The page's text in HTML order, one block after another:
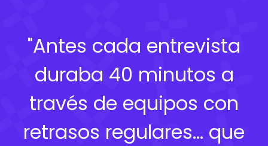
"Antes cada entrevista
duraba 40 minutos a
través de equipos con
retrasos regulares... que